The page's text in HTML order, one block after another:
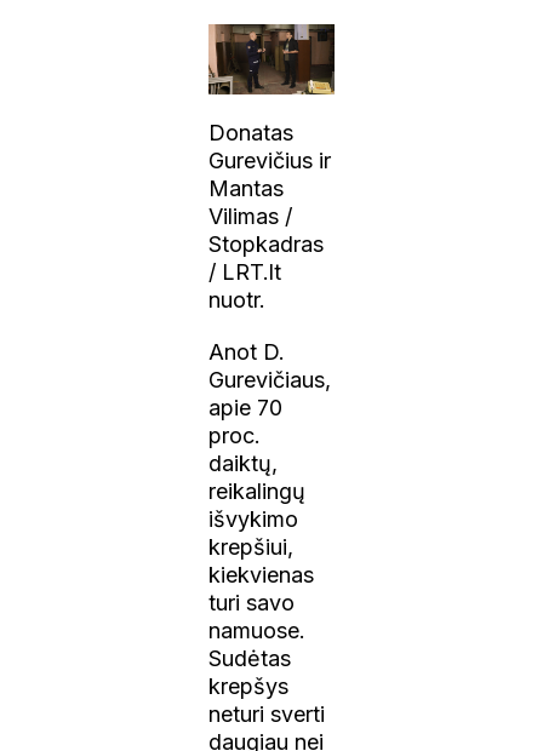
Donatas
Gurevičius ir
Mantas
Vilimas /
Stopkadras
/ LRT.lt
nuotr.
Anot D.
Gurevičiaus,
apie 70
proc.
daiktų,
reikalingų
išvykimo
krepšiui,
kiekvienas
turi savo
namuose.
Sudėtas
krepšys
neturi sverti
daugiau nei